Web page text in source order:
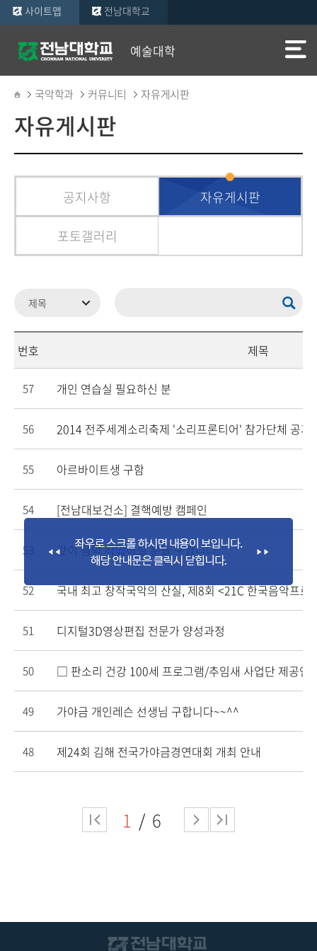
사이트맵 전남대학교
예술대학
국악학과 커뮤니티 자유게시판
자유게시판
공지사항 자유게시판
포토갤러리
번호 제목
57 개인 연습실 필요하신 분
56 2014 전주세계소리축제 '소리프론티어' 참가단체 공개
55 아르바이트생 구함
54 [전남대보건소] 결핵예방 캠페인
53 같이 음악 작업하실 분들 구합니다.
52 국내 최고 창작국악의 산실, 제8회 <21C 한국음악프로
51 디지털3D영상편집 전문가 양성과정
50 □ 판소리 건강 100세 프로그램/추임새 사업단 제공인
49 가야금 개인레슨 선생님 구합니다~~^^
48 제24회 김해 전국가야금경연대회 개최 안내
1 6